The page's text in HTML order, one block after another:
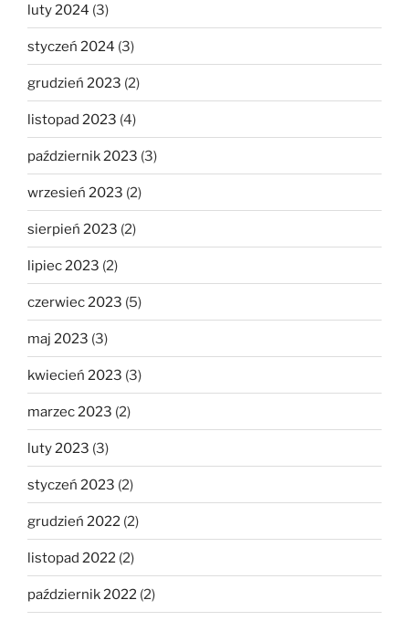
luty 2024 (3)
styczeń 2024 (3)
grudzień 2023 (2)
listopad 2023 (4)
październik 2023 (3)
wrzesień 2023 (2)
sierpień 2023 (2)
lipiec 2023 (2)
czerwiec 2023 (5)
maj 2023 (3)
kwiecień 2023 (3)
marzec 2023 (2)
luty 2023 (3)
styczeń 2023 (2)
grudzień 2022 (2)
listopad 2022 (2)
październik 2022 (2)